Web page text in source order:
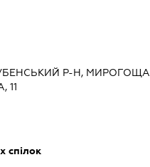
Р-Н, МИРОГОЩА
11
спілок